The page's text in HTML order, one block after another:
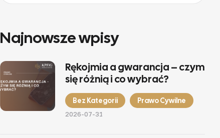
Najnowsze wpisy
Rękojmia a gwarancja – czym
się różnią i co wybrać?
2026-07-31
Bez Kategorii Prawo Cywilne